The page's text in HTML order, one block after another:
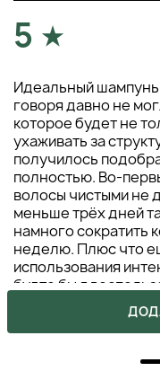
5
Идеальный
говоря давно не
которое будет не
ухаживать за
получилось
полностью. Во-
волосы чистыми не
меньше трёх дней
намного сократить
неделю. Плюс что
использования
будто бы я
по факту это
АНЖЕЛИКА